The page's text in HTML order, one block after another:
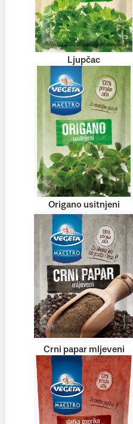
Ljupčac
Origano usitnjeni
Crni papar mljeveni